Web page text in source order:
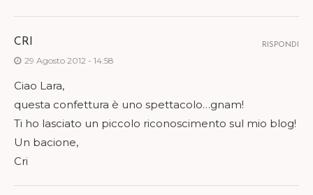
CRI
29 Agosto 2012 - 14:58
Ciao Lara,
questa confettura è uno spettacolo…gnam!
Ti ho lasciato un piccolo riconoscimento sul mio blog!
Un bacione,
Cri
RISPONDI